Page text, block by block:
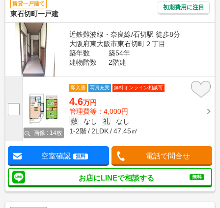
賃貸一戸建て
東石切町一戸建
初期費用に注目
近鉄難波線・奈良線/石切駅 徒歩8分
大阪府東大阪市東石切町２丁目
築年数
築54年
建物階数
2階建
画像 : 14枚
即入居 写真充実 無料オンライン相談可
4.6万円
管理費等：4,000円
敷
なし 礼
なし
1-2階
2LDK 47.45㎡
空室確認 無料 電話で問合せ
お店にLINEで相談する 無料